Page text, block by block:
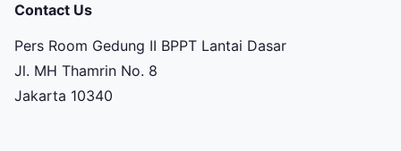
Contact Us
Pers Room Gedung II BPPT Lantai Dasar
Jl. MH Thamrin No. 8
Jakarta 10340